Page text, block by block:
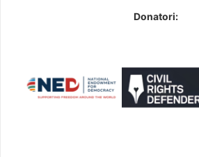
Donatori: